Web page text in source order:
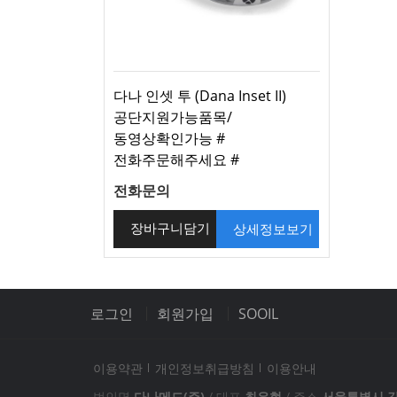
다나 인셋 투 (Dana Inset II)
공단지원가능품목/
동영상확인가능 #
전화주문해주세요 #
전화문의
장바구니담기 상세정보보기
로그인 회원가입 SOOIL
회사소개 제품소개
이용약관 개인정보취급방침
이용안내